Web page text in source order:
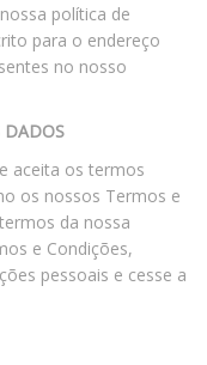
política de
para o endereço
no nosso
DADOS
aceita os termos
os nossos Termos e
da nossa
e Condições,
pessoais e cesse a